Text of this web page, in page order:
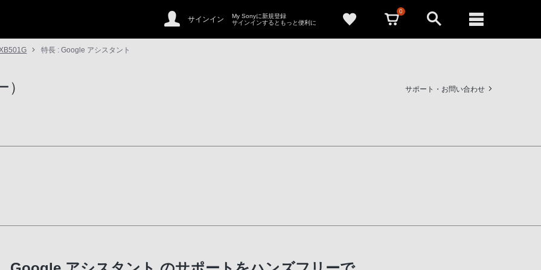
サインイン
My Sonyに新規登録
サインインするともっと便利に
0
特長 : Google アシスタント
サポート・お問い合わせ